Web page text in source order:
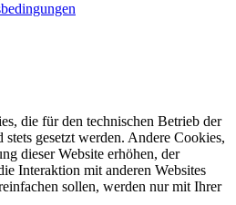
die für den technischen Betrieb der
gesetzt werden. Andere Cookies,
dieser Website erhöhen, der
Interaktion mit anderen Websites
sollen, werden nur mit Ihrer